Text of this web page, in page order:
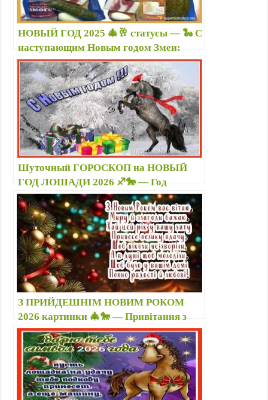
НОВЫЙ ГОД 2025 🎄🥂 статусы — 🐍 С
наступающим Новым годом Змеи:
лучшие новогодние поздравления и
прикольные картинки с надписями
Шуточный ГОРОСКОП на НОВЫЙ
ГОД ЛОШАДИ 2026 ♐🐎 — Год
Лошади по знакам зодиака в стихах,
картинки, стикеры, гиф
З ПРИЙДЕШНІМ НОВИМ РОКОМ
2026 картинки 🎄🐎 — Привітання з
роком Коня у прозі, віршах друзьям 🗓️
31 12 2025; 01 01 2026